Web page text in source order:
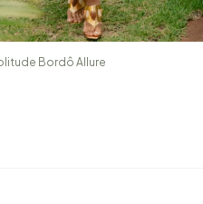
Bordô Allure